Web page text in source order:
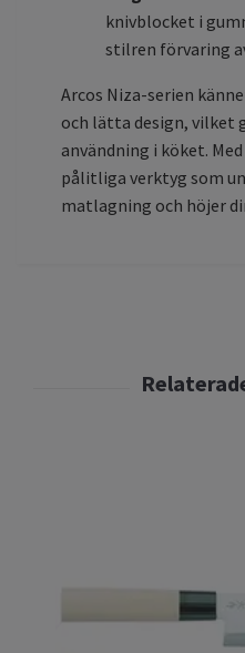
knivblocket i
stilren förvaring
Arcos Niza-serien
och lätta design, vilket
användning i köket.
pålitliga verktyg som
matlagning och höjer